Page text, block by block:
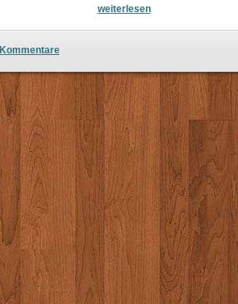
weiterlesen
Kommentare